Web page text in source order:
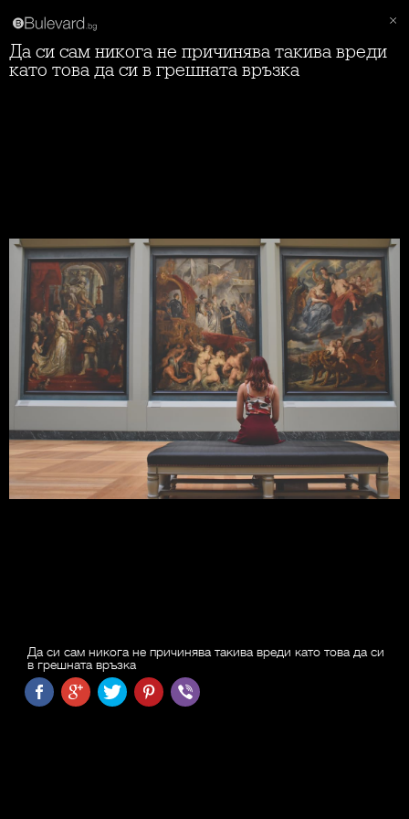
Да си сам никога не причинява такива вреди
като това да си в грешната връзка
Да си сам никога не причинява такива вреди като това да си
в грешната връзка